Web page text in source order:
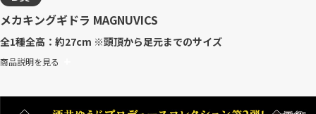
メカキングギドラ MAGNUVICS
全1種全高：約27cm ※頭頂から足元までのサイズ
商品説明を見る